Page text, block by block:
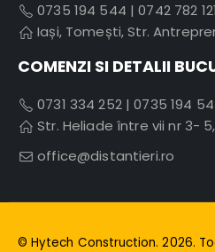
0735 194 544 |0742 782 121
Iași, Tomești, Str.
COMENZI SI DETALII
0731 334 252|0735 194
Str. Heliade între vii nr 3-
office@distantieri.ro
© Hytech Construction. 2026.